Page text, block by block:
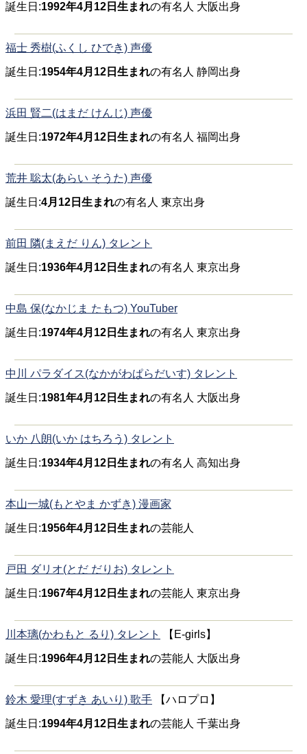
誕生日:1992年4月12日生まれの有名人 大阪出身
福士 秀樹(ふくし ひでき) 声優
誕生日:1954年4月12日生まれの有名人 静岡出身
浜田 賢二(はまだ けんじ) 声優
誕生日:1972年4月12日生まれの有名人 福岡出身
荒井 聡太(あらい そうた) 声優
誕生日:4月12日生まれの有名人 東京出身
前田 隣(まえだ りん) タレント
誕生日:1936年4月12日生まれの有名人 東京出身
中島 保(なかじま たもつ) YouTuber
誕生日:1974年4月12日生まれの有名人 東京出身
中川 パラダイス(なかがわぱらだいす) タレント
誕生日:1981年4月12日生まれの有名人 大阪出身
いか 八朗(いか はちろう) タレント
誕生日:1934年4月12日生まれの有名人 高知出身
本山一城(もとやま かずき) 漫画家
誕生日:1956年4月12日生まれの芸能人
戸田 ダリオ(とだ だりお) タレント
誕生日:1967年4月12日生まれの芸能人 東京出身
川本璃(かわもと るり) タレント 【E-girls】
誕生日:1996年4月12日生まれの芸能人 大阪出身
鈴木 愛理(すずき あいり) 歌手 【ハロプロ】
誕生日:1994年4月12日生まれの芸能人 千葉出身